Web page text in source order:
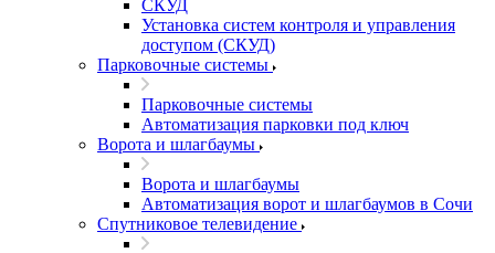
СКУД
Установка систем контроля и управления
доступом (СКУД)
Парковочные системы
Парковочные системы
Автоматизация парковки под ключ
Ворота и шлагбаумы
Ворота и шлагбаумы
Автоматизация ворот и шлагбаумов в Сочи
Спутниковое телевидение